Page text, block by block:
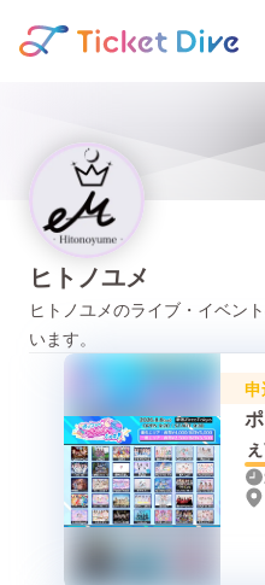
ヒトノユメ
ヒトノユメのライブ・イベン
います。